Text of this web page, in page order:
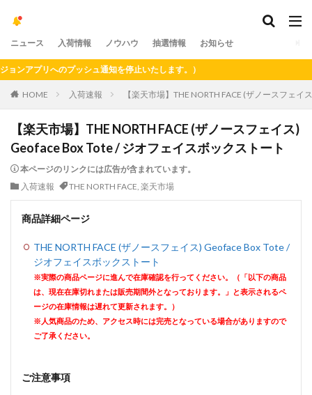
ニュース 入荷情報 ノウハウ 抽選情報 お知らせ
プリへのプッシュ通知を停止いたします。）
HOME 入荷速報 【楽天市場】THE NORTH FACE (ザノースフェ
【楽天市場】THE NORTH FACE (ザノースフェイス)
Geoface Box Tote / ジオフェイスボックストート
本ページのリンクには広告が含まれています。
入荷速報
THE NORTH FACE, 楽天市場
商品詳細ページ
THE NORTH FACE (ザノースフェイス) Geoface Box Tote /
ジオフェイスボックストート
※実際の商品ページに進んで在庫確認を行ってください。（「以下の商品
は、現在在庫切れまたは販売期間外となっております。」と表示されるペ
ージの在庫情報は遅れて更新されます。）
※人気商品のため、アクセス時には完売となっている場合がありますので
ご了承ください。
ご注意事項